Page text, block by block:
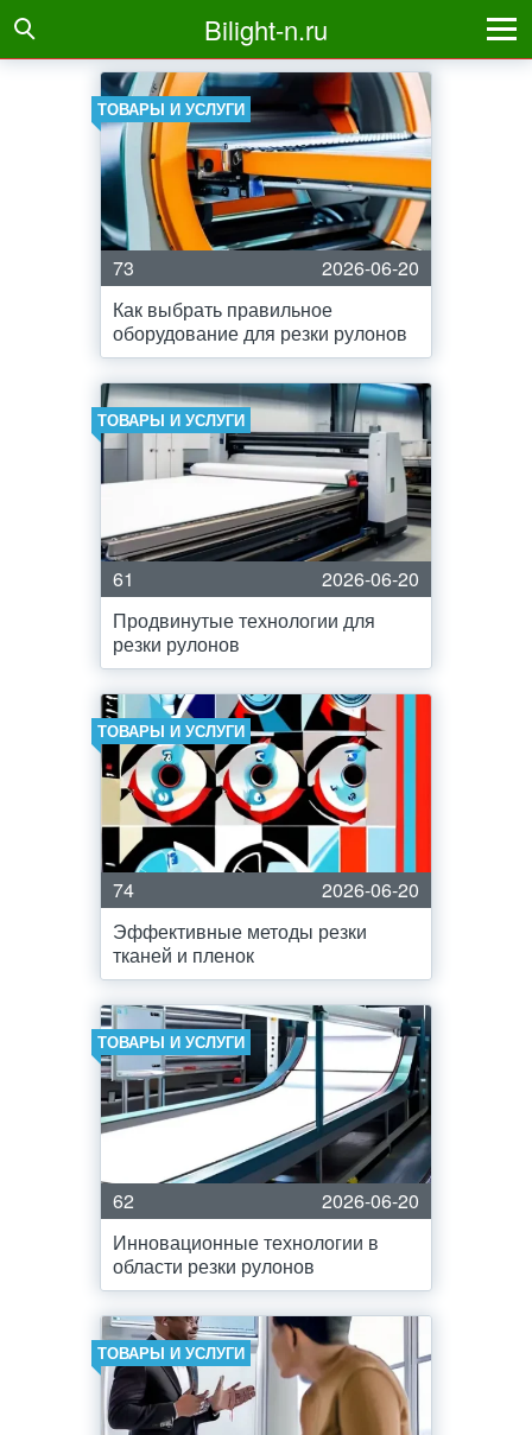
Bilight-n.ru
ТОВАРЫ И УСЛУГИ
73
2026-06-20
Как выбрать правильное
оборудование для резки рулонов
ТОВАРЫ И УСЛУГИ
61
2026-06-20
Продвинутые технологии для
резки рулонов
ТОВАРЫ И УСЛУГИ
74
2026-06-20
Эффективные методы резки
тканей и пленок
ТОВАРЫ И УСЛУГИ
62
2026-06-20
Инновационные технологии в
области резки рулонов
ТОВАРЫ И УСЛУГИ